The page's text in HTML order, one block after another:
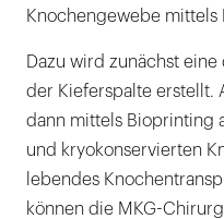
Knochengewebe mittels
Dazu wird zunächst
der Kieferspalte erstellt.
dann mittels Bioprinting
und kryokonservierten
lebendes
können die MKG-